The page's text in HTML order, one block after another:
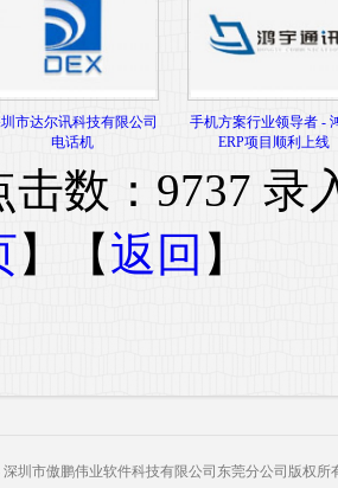
市达尔讯科技有限公司
电话机
手机方案行业领导者 -
ERP项目顺利上线
击数：9737 录
】【返回 】
深圳市傲鹏伟业软件科技有限公司东莞分公司版权所